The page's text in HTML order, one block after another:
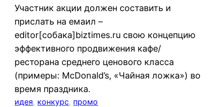
Участник акции должен составить и
прислать на емаил –
editor[собака]biztimes.ru свою концепцию
эффективного продвижения кафе/
ресторана среднего ценового класса
(примеры: McDonald’s, «Чайная ложка») во
время праздника.
идея, конкурс, промо